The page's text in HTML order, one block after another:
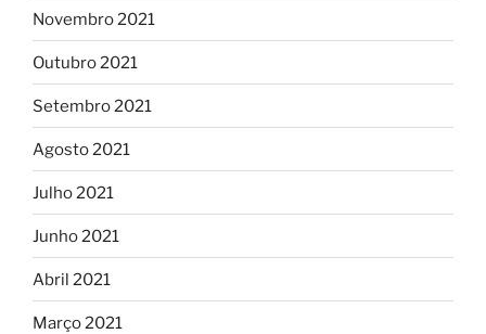
Novembro 2021
Outubro 2021
Setembro 2021
Agosto 2021
Julho 2021
Junho 2021
Abril 2021
Março 2021